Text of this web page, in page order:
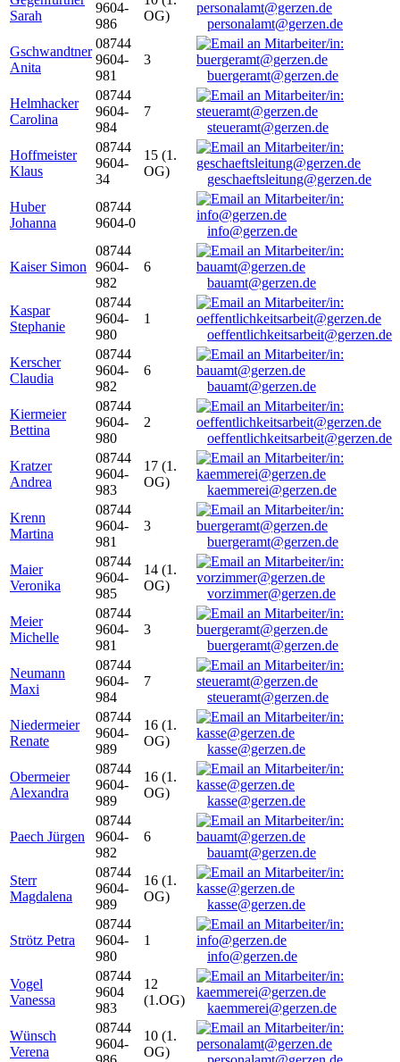
Sarah
9604-
986
OG)
personalamt@gerzen.de
Gschwandtner
Anita
08744
9604-
981
3
buergeramt@gerzen.de
Helmhacker
Carolina
08744
9604-
984
7
steueramt@gerzen.de
Hoffmeister
Klaus
08744
9604-
34
15 (1.
OG)
geschaeftsleitung@gerzen.de
Huber
Johanna
08744
9604-0
info@gerzen.de
Kaiser Simon
08744
9604-
982
6
bauamt@gerzen.de
Kaspar
Stephanie
08744
9604-
980
1
oeffentlichkeitsarbeit@gerzen.de
Kerscher
Claudia
08744
9604-
982
6
bauamt@gerzen.de
Kiermeier
Bettina
08744
9604-
980
2
oeffentlichkeitsarbeit@gerzen.de
Kratzer
Andrea
08744
9604-
983
17 (1.
OG)
kaemmerei@gerzen.de
Krenn
Martina
08744
9604-
981
3
buergeramt@gerzen.de
Maier
Veronika
08744
9604-
985
14 (1.
OG)
vorzimmer@gerzen.de
Meier
Michelle
08744
9604-
981
3
buergeramt@gerzen.de
Neumann
Maxi
08744
9604-
984
7
steueramt@gerzen.de
Niedermeier
Renate
08744
9604-
989
16 (1.
OG)
kasse@gerzen.de
Obermeier
Alexandra
08744
9604-
989
16 (1.
OG)
kasse@gerzen.de
Paech Jürgen
08744
9604-
982
6
bauamt@gerzen.de
Sterr
Magdalena
08744
9604-
989
16 (1.
OG)
kasse@gerzen.de
Strötz Petra
08744
9604-
980
1
info@gerzen.de
Vogel
Vanessa
08744
9604
983
12
(1.OG)
kaemmerei@gerzen.de
Wünsch
Verena
08744
9604-
10 (1.
OG)